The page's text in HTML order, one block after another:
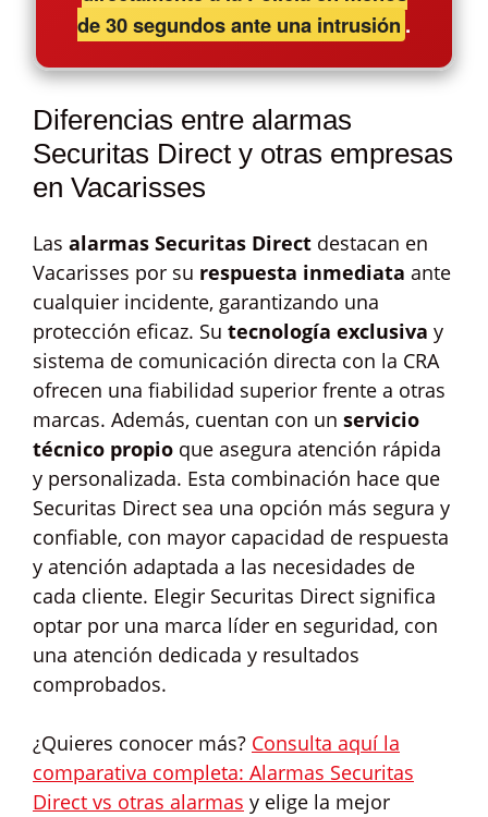
de 30 segundos ante una intrusión .
Diferencias entre alarmas
Securitas Direct y otras empresas
en Vacarisses
Las alarmas Securitas Direct destacan en
Vacarisses por su respuesta inmediata ante
cualquier incidente, garantizando una
protección eficaz. Su tecnología exclusiva y
sistema de comunicación directa con la CRA
ofrecen una fiabilidad superior frente a otras
marcas. Además, cuentan con un servicio
técnico propio que asegura atención rápida
y personalizada. Esta combinación hace que
Securitas Direct sea una opción más segura y
confiable, con mayor capacidad de respuesta
y atención adaptada a las necesidades de
cada cliente. Elegir Securitas Direct significa
optar por una marca líder en seguridad, con
una atención dedicada y resultados
comprobados.
¿Quieres conocer más? Consulta aquí la
comparativa completa: Alarmas Securitas
Direct vs otras alarmas y elige la mejor